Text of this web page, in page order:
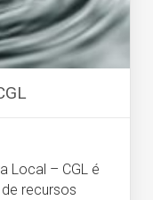
Local – CGL é
recursos